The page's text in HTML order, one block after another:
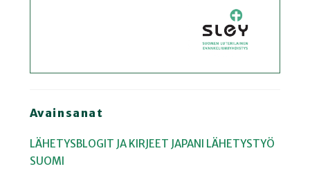
Avainsanat
LÄHETYSBLOGIT JA KIRJEET JAPANI
LÄHETYSTYÖ
SUOMI